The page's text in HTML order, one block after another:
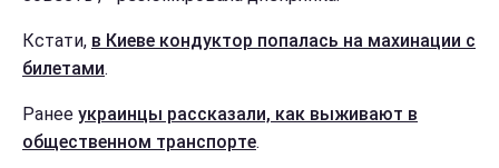
Кстати, в Киеве кондуктор попалась на махинации с
билетами.
Ранее украинцы рассказали, как выживают в
общественном транспорте.